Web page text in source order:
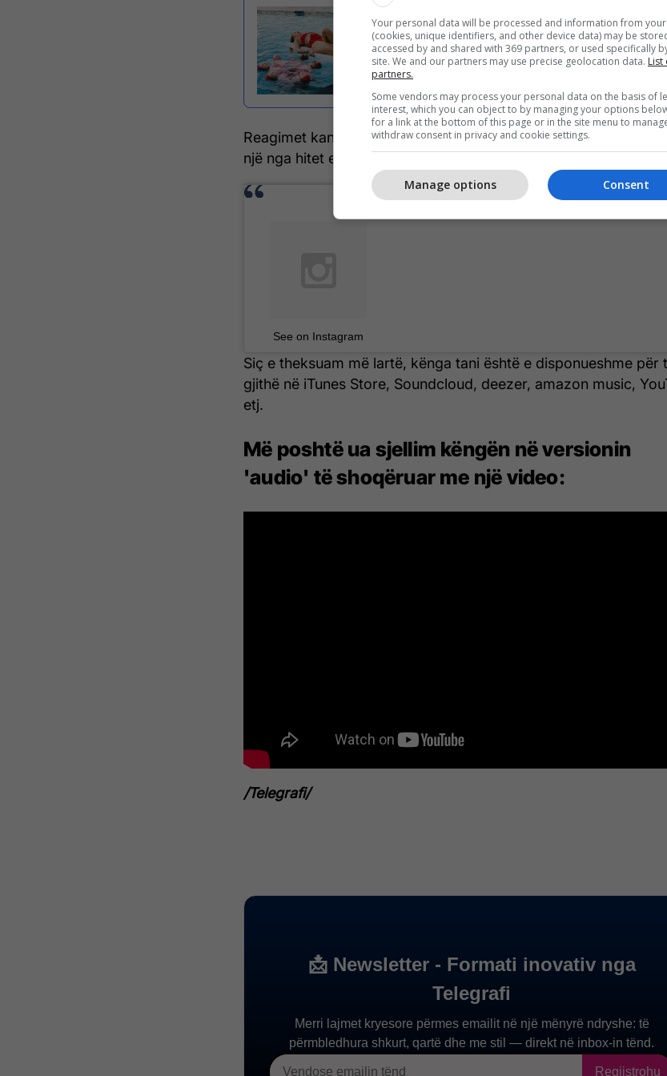
Rita Ora vazhdon të
këngën e re me fotografi
Reagimet kanë qenë të menjëhershme dhe nuk ka dyshim se do
një nga hitet e kësaj vere në tregun muzikor internacional.
See on Instagram
Siç e theksuam më lartë, kënga tani është e disponueshme për
gjithë në iTunes Store, Soundcloud, deezer, amazon music,
etj.
Më poshtë ua sjellim këngën në versionin
'audio' të shoqëruar me një video:
/Telegrafi/
Your personal data will be processed and information from
(cookies, unique identifiers, and other device data) may be
accessed by and shared with 369 partners, or used specifically
site. We and our partners may use precise geolocation data. List
partners.
Some vendors may process your personal data on the basis of
interest, which you can object to by managing your options
for a link at the bottom of this page or in the site menu to
withdraw consent in privacy and cookie settings.
Consent
Manage options